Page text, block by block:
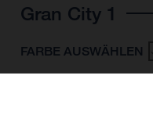
Gran City 1
FARBE AUSWÄHLEN